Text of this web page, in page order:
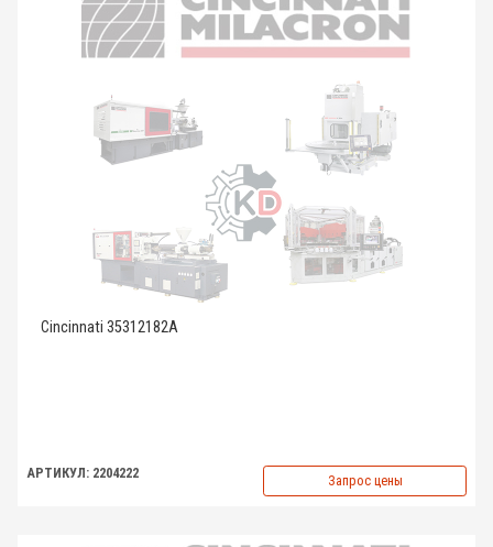
Cincinnati 35312182A
АРТИКУЛ: 2204222 Запрос цены